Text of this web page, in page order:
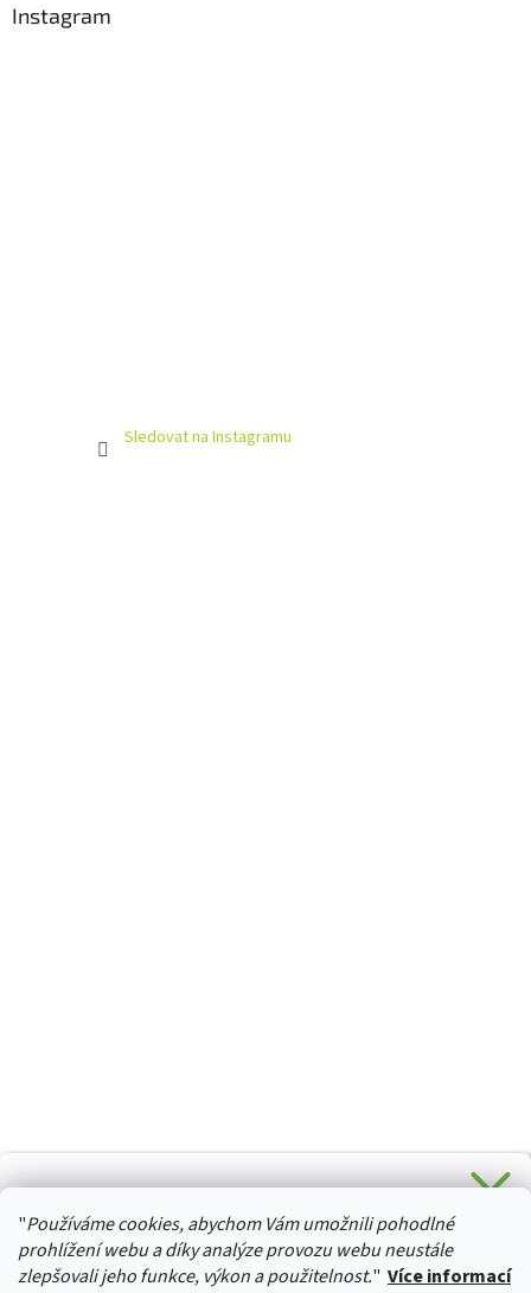
"Používáme cookies, abychom Vám umožnili pohodlné
prohlížení webu a díky analýze provozu webu neustále
zlepšovali jeho funkce, výkon a použitelnost." Více informací
Instagram
Sledovat na Instagramu
HURTTA-COLLECTION.CZ
Stačí se přihlásit k odběru novinek z našeho obchodu a je
Vaše :)